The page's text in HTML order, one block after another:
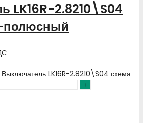
LK16R-2.8210\S04
полюсный
Выключатель LK16R-2.8210\S04 схема